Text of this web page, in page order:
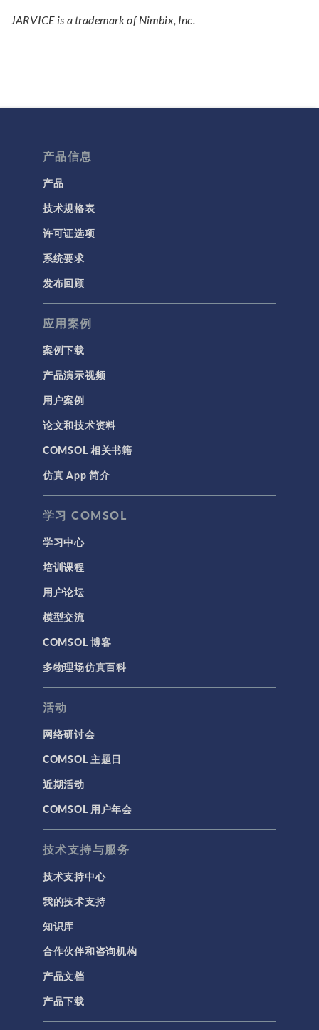
JARVICE is a trademark of Nimbix, Inc.
产品信息
产品
技术规格表
许可证选项
系统要求
发布回顾
应用案例
案例下载
产品演示视频
用户案例
论文和技术资料
COMSOL 相关书籍
仿真 App 简介
学习 COMSOL
学习中心
培训课程
用户论坛
模型交流
COMSOL 博客
多物理场仿真百科
活动
网络研讨会
COMSOL 主题日
近期活动
COMSOL 用户年会
技术支持与服务
技术支持中心
我的技术支持
知识库
合作伙伴和咨询机构
产品文档
产品下载